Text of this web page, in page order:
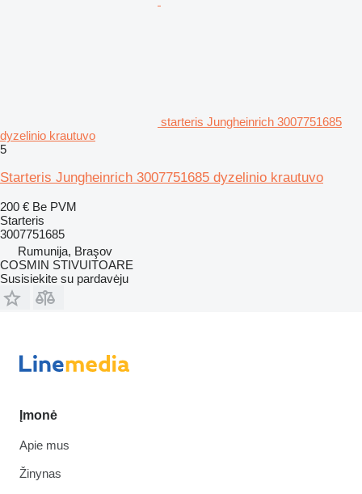
starteris Jungheinrich 3007751685
dyzelinio krautuvo
5
Starteris Jungheinrich 3007751685 dyzelinio krautuvo
200 € Be PVM
Starteris
3007751685
Rumunija, Braşov
COSMIN STIVUITOARE
Susisiekite su pardavėju
Įmonė
Apie mus
Žinynas